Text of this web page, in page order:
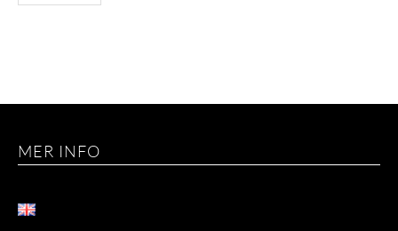
MER INFO